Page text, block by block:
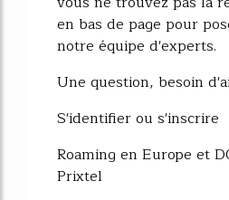
en bas de page pour
notre équipe d'experts.
Une question, besoin
S'identifier ou s'inscrire
Roaming en Europe et
Prixtel